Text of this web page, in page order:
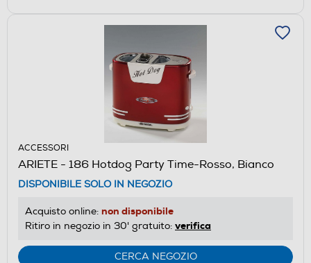
ACCESSORI
ARIETE - 186 Hotdog Party Time-Rosso, Bianco
DISPONIBILE SOLO IN NEGOZIO
Acquisto online: non disponibile
Ritiro in negozio in 30' gratuito: verifica
CERCA NEGOZIO